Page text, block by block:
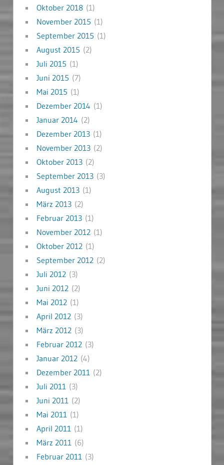
Oktober 2018(1)
November 2015 (1)
September 2015 (1)
August 2015 (2)
Juli 2015 (1)
Juni 2015 (7)
Mai 2015 (1)
Dezember 2014 (1)
Januar 2014 (2)
Dezember 2013(1)
November 2013(2)
Oktober 2013(2)
September 2013(3)
August 2013(1)
März 2013(2)
Februar 2013(1)
November 2012(1)
Oktober 2012(1)
September 2012(2)
Juli 2012(3)
Juni 2012(2)
Mai 2012(1)
April 2012(3)
März 2012(3)
Februar 2012(3)
Januar 2012(4)
Dezember 2011(2)
Juli 2011(3)
Juni 2011(2)
Mai 2011(1)
April 2011(1)
März 2011(6)
Februar 2011(3)